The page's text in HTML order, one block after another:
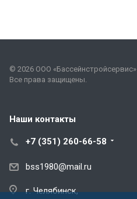
© 2026 ООО «Бассейнстройсервис»
Все права защищены.
Наши контакты
+7 (351) 260-66-58
bss1980@mail.ru
г. Челябинск,